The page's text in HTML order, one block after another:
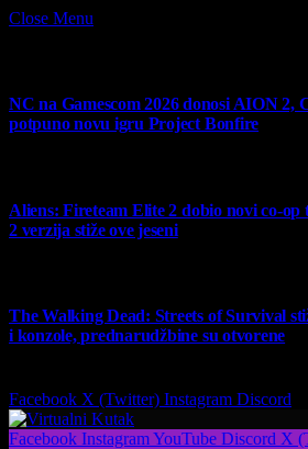
Close Menu
NC na Gamescom 2026 donosi AION
potpuno novu igru Project Bonfire
Aliens: Fireteam Elite 2 dobio novi co-
2 verzija stiže ove jeseni
The Walking Dead: Streets of Survival
i konzole, prednarudžbine su otvorene
Facebook X (Twitter) Instagram Discord
Facebook InstagramYouTube Discord X